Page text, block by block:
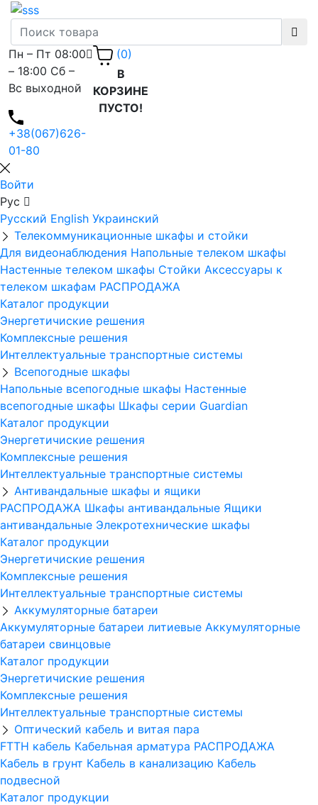
Пн – Пт 08:00
– 18:00 Сб –
Вс выходной
+38(067)626-
01-80
(0)
В
КОРЗИНЕ
ПУСТО!
Войти
Рус
Русский English Украинский
Телекоммуникационные шкафы и стойки
Для видеонаблюдения Напольные телеком шкафы
Настенные телеком шкафы Стойки Аксессуары к
телеком шкафам РАСПРОДАЖА
Каталог продукции
Энергетичиские решения
Комплексные решения
Интеллектуальные транспортные системы
Всепогодные шкафы
Напольные всепогодные шкафы Настенные
всепогодные шкафы Шкафы серии Guardian
Каталог продукции
Энергетичиские решения
Комплексные решения
Интеллектуальные транспортные системы
Антивандальные шкафы и ящики
РАСПРОДАЖА Шкафы антивандальные Ящики
антивандальные Элекротехнические шкафы
Каталог продукции
Энергетичиские решения
Комплексные решения
Интеллектуальные транспортные системы
Аккумуляторные батареи
Аккумуляторные батареи литиевые Аккумуляторные
батареи свинцовые
Каталог продукции
Энергетичиские решения
Комплексные решения
Интеллектуальные транспортные системы
Оптический кабель и витая пара
FTTH кабель Кабельная арматура РАСПРОДАЖА
Кабель в грунт Кабель в канализацию Кабель
подвесной
Каталог продукции